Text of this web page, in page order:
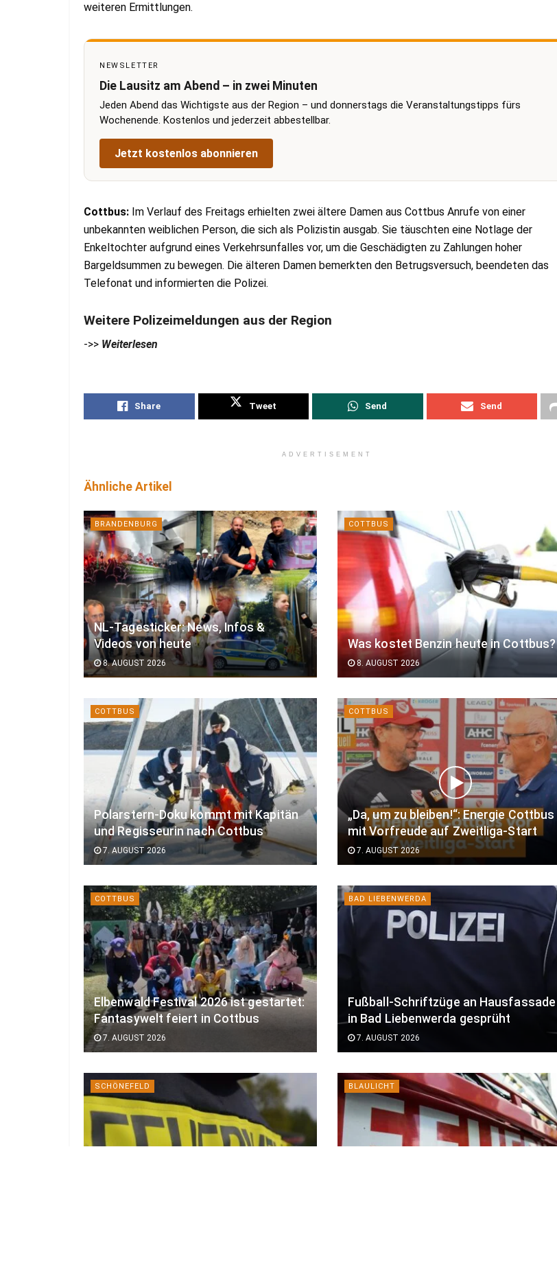
weiteren Ermittlungen.
NEWSLETTER
Die Lausitz am Abend – in zwei Minuten
Jeden Abend das Wichtigste aus der Region – und donnerstags die Veranstaltungstipps fürs
Wochenende. Kostenlos und jederzeit abbestellbar.
Jetzt kostenlos abonnieren
Cottbus: Im Verlauf des Freitags erhielten zwei ältere Damen aus Cottbus Anrufe von einer
unbekannten weiblichen Person, die sich als Polizistin ausgab. Sie täuschten eine Notlage der
Enkeltochter aufgrund eines Verkehrsunfalles vor, um die Geschädigten zu Zahlungen hoher
Bargeldsummen zu bewegen. Die älteren Damen bemerkten den Betrugsversuch, beendeten das
Telefonat und informierten die Polizei.
Weitere Polizeimeldungen aus der Region
->> Weiterlesen
Share Tweet Send Send
ADVERTISEMENT
Ähnliche Artikel
BRANDENBURG
NL-Tagesticker: News, Infos &
Videos von heute
8. AUGUST 2026
COTTBUS
Was kostet Benzin heute in Cottbus?
8. AUGUST 2026
COTTBUS
Polarstern-Doku kommt mit Kapitän
und Regisseurin nach Cottbus
7. AUGUST 2026
COTTBUS
„Da, um zu bleiben!“: Energie Cottbus
mit Vorfreude auf Zweitliga-Start
7. AUGUST 2026
COTTBUS
Elbenwald Festival 2026 ist gestartet:
Fantasywelt feiert in Cottbus
7. AUGUST 2026
BAD LIEBENWERDA
Fußball-Schriftzüge an Hausfassade
in Bad Liebenwerda gesprüht
7. AUGUST 2026
SCHÖNEFELD BLAULICHT